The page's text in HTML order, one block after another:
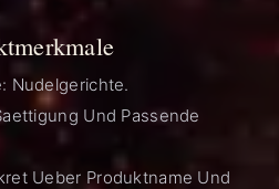
Nudelgerichte.
Und Passende
Ueber Produktname Und